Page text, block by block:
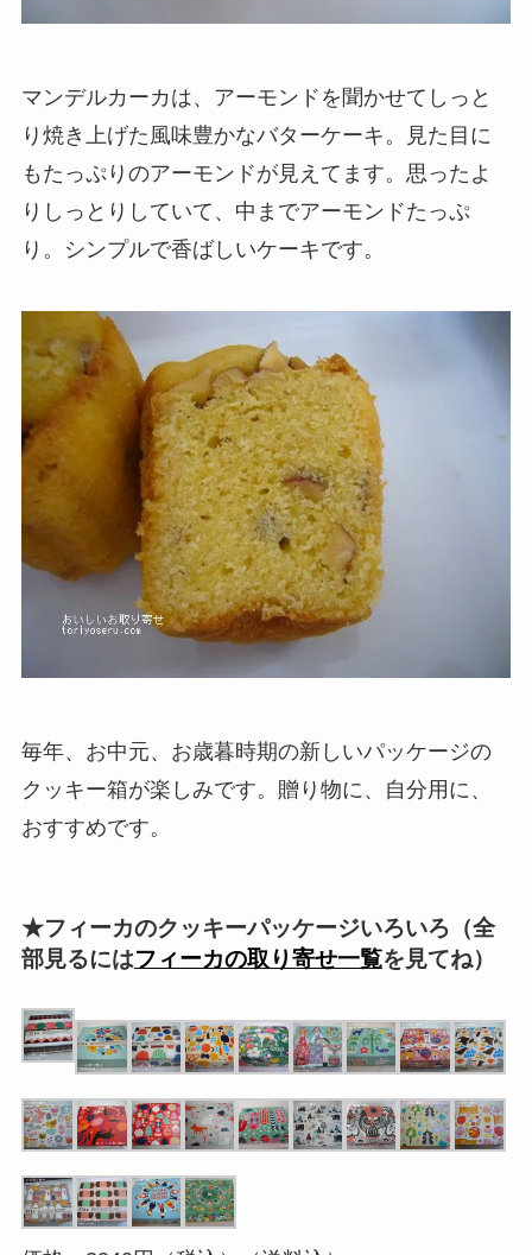
マンデルカーカは、アーモンドを聞かせてしっと
り焼き上げた風味豊かなバターケーキ。見た目に
もたっぷりのアーモンドが見えてます。思ったよ
りしっとりしていて、中までアーモンドたっぷ
り。シンプルで香ばしいケーキです。
毎年、お中元、お歳暮時期の新しいパッケージの
クッキー箱が楽しみです。贈り物に、自分用に、
おすすめです。
★フィーカのクッキーパッケージいろいろ（全
部見るにはフィーカの取り寄せ一覧を見てね）